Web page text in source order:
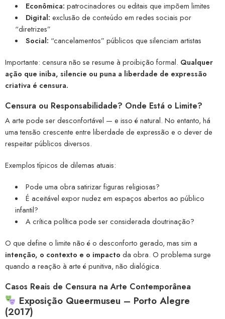
Econômica: patrocinadores ou editais que impõem limites
Digital: exclusão de conteúdo em redes sociais por
“diretrizes”
Social: “cancelamentos” públicos que silenciam artistas
Importante: censura não se resume à proibição formal. Qualquer
ação que iniba, silencie ou puna a liberdade de expressão
criativa é censura.
Censura ou Responsabilidade? Onde Está o Limite?
A arte pode ser desconfortável — e isso é natural. No entanto, há
uma tensão crescente entre liberdade de expressão e o dever de
respeitar públicos diversos.
Exemplos típicos de dilemas atuais:
Pode uma obra satirizar figuras religiosas?
É aceitável expor nudez em espaços abertos ao público
infantil?
A crítica política pode ser considerada doutrinação?
O que define o limite não é o desconforto gerado, mas sim a
intenção, o contexto e o impacto da obra. O problema surge
quando a reação à arte é punitiva, não dialógica.
Casos Reais de Censura na Arte Contemporânea
Exposição Queermuseu – Porto Alegre
(2017)